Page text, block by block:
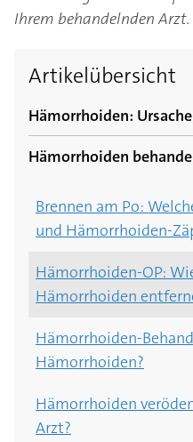
Ihrem behandelnden Arzt.
Artikelübersicht
Hämorrhoiden:
Hämorrhoiden-
Hämorrhoiden-
Hämorrhoiden in der
Komplikationsrisiko:
Hämorrhoiden bluten:
Hämorrhoiden
Brennen am Po:
und Hämorrhoiden-
Hämorrhoiden-OP:
Hämorrhoiden
Hämorrhoiden-
Hämorrhoiden?
Hämorrhoiden
Arzt?